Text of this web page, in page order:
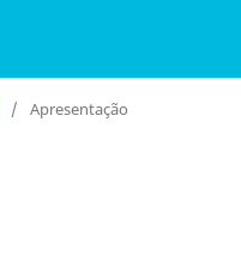
/ Apresentação